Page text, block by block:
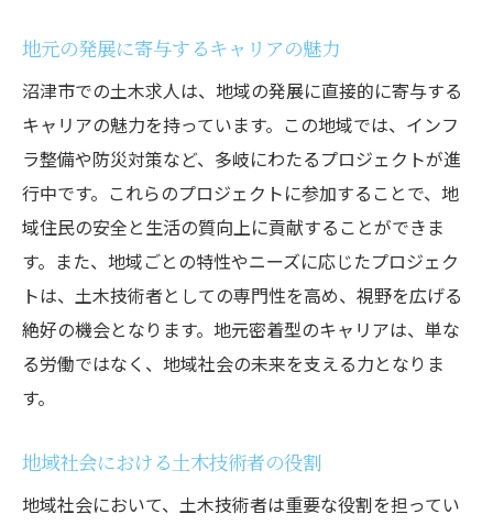
地元の発展に寄与するキャリアの魅力
沼津市での土木求人は、地域の発展に直接的に寄与する
キャリアの魅力を持っています。この地域では、インフ
ラ整備や防災対策など、多岐にわたるプロジェクトが進
行中です。これらのプロジェクトに参加することで、地
域住民の安全と生活の質向上に貢献することができま
す。また、地域ごとの特性やニーズに応じたプロジェク
トは、土木技術者としての専門性を高め、視野を広げる
絶好の機会となります。地元密着型のキャリアは、単な
る労働ではなく、地域社会の未来を支える力となりま
す。
地域社会における土木技術者の役割
地域社会において、土木技術者は重要な役割を担ってい